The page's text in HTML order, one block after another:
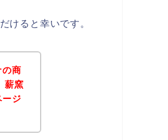
けると幸いです。
商
薪窯
ジ